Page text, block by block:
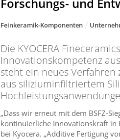
Feinkeramik-Komponenten
Die KYOCERA
Innovationskompetenz
steht ein neues
aus siliziuminfiltriertem
„Dass wir erneut mit dem BSFZ-
kontinuierliche Innovationskraft in
bei Kyocera. „Additive Fertigung